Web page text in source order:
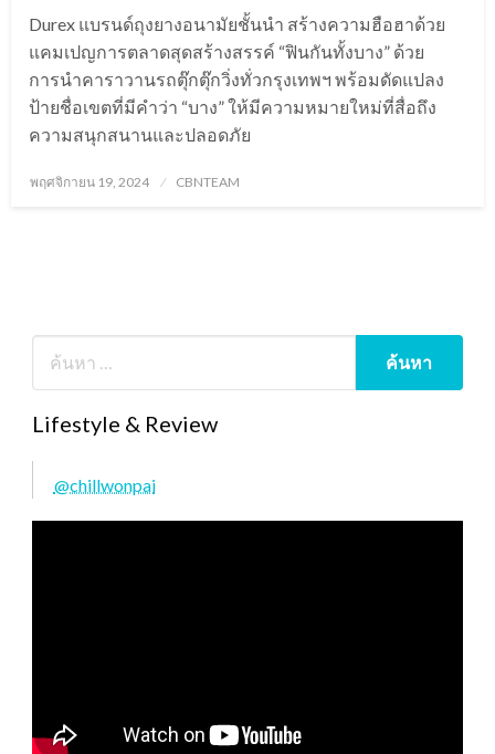
Durex แบรนด์ถุงยางอนามัยชั้นนำ สร้างความฮือฮาด้วย
แคมเปญการตลาดสุดสร้างสรรค์ “ฟินกันทั้งบาง” ด้วย
การนำคาราวานรถตุ๊กตุ๊กวิ่งทั่วกรุงเทพฯ พร้อมดัดแปลง
ป้ายชื่อเขตที่มีคำว่า “บาง” ให้มีความหมายใหม่ที่สื่อถึง
ความสนุกสนานและปลอดภัย
Posted
พฤศจิกายน 19, 2024 CBNTEAM
Lifestyle & Review
@chillwonpai